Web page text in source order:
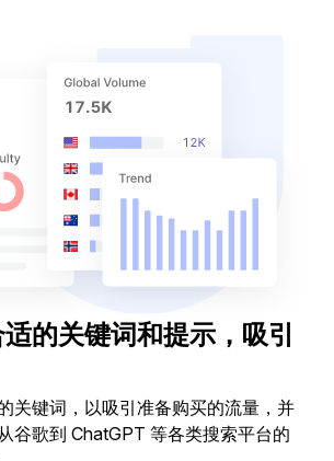
的关键词和提示，吸引
关键词，以吸引准备购买的流量，并
谷歌到 ChatGPT 等各类搜索平台的